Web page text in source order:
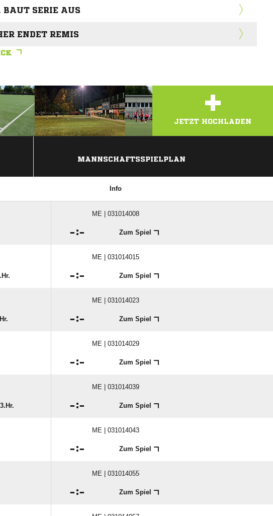
BAUT SERIE AUS
ENDET REMIS
+
JETZT HOCHLADEN
MANNSCHAFTSSPIELPLAN
Info
ME | 031014008
: Zum Spiel
ME | 031014015
: Zum Spiel
ME | 031014023
: Zum Spiel
ME | 031014029
: Zum Spiel
ME | 031014039
: Zum Spiel
ME | 031014043
: Zum Spiel
ME | 031014055
: Zum Spiel